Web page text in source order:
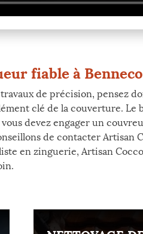
fiable à
de précision,
clé de la couverture.
devez engager un
de contacter
en zinguerie, Artisan